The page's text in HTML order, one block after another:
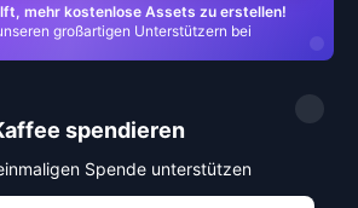
mehr kostenlose Assets zu erstellen!
großartigen Unterstützern bei
spendieren
Spende unterstützen